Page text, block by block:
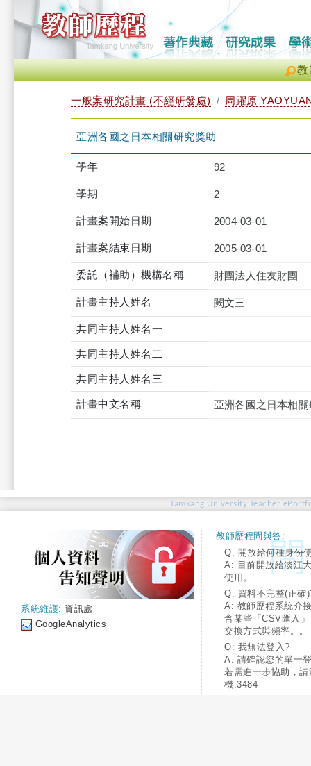
教
一般案研究計畫 (不經研發處) 周躍原
亞洲各國之日本相關研究獎助
學年 92
學期 2
計畫案開始日期 2004-03-01
計畫案結束日期 2005-03-01
委託（補助）機構名稱 財團法人住友財團
計畫主持人姓名 闕文三
共同主持人姓名一
共同主持人姓名二
共同主持人姓名三
計畫中文名稱 亞洲各國之日本相
Tamkang University Teacher
系統維護: 資訊處
GoogleAnalytics
教師歷程問與答:
Q: 開放給何種身份
A: 目前開放給淡江
使用。
Q: 資料不完整(正確
A: 教師歷程系統介
含某些「CSV匯入
交換方式與頻率。。
Q: 我無法登入?
A: 請確認您的單一
若需進一步協助，
機:3484